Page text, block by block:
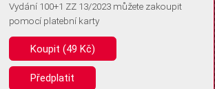
webu nepotřebujeme ukládat žádné informace
bychom vás ale požádali o souhlas s
informací:
Vydání 100+1 ZZ 13/2023 můžete zakoupit
pomocí platební karty
Koupit (49 Kč)
Předplatit